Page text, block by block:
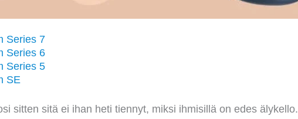
Series 7
Series 6
Series 5
SE
sitten sitä ei ihan heti tiennyt, miksi ihmisillä on edes älykello.